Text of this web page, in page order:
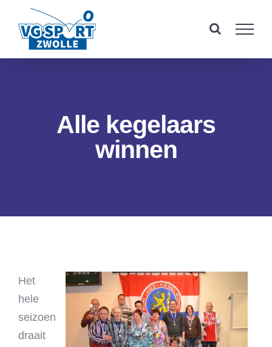
naar
Alle kegelaars
winnen
Het
hele
seizoen
draait